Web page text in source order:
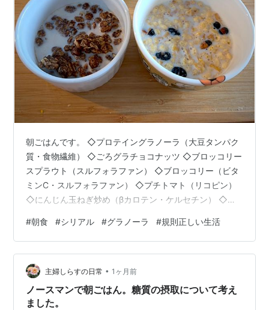
朝ごはんです。 ◇プロテイングラノーラ（大豆タンパク
質・食物繊維） ◇ごろグラチョコナッツ ◇ブロッコリー
スプラウト（スルフォラファン） ◇ブロッコリー（ビタ
ミンC・スルフォラファン） ◇プチトマト（リコピン）
◇にんじん玉ねぎ炒め（βカロテン・ケルセチン） ◇サ
（タンパク質・大豆イソフラボン） ◇レタス（食物繊
維） この日はちょっと胃腸がお疲れ気味でした。 甘い物
なら食べられそうだったので、プロテイン強化型シリア
ルとスナック系シリアルをハーフ&ハーフで食べました。
www.topvalu.net ごろグラ チョコナッツ(280g×8セッ
ト)【…
#朝食 #シリアル #グラノーラ #規則正しい生活
主婦しらすの日常 • 1ヶ月前
ノースマンで朝ごはん。糖質の摂取について考え
ました。